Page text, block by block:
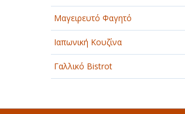
Μαγειρευτό Φαγητό
Ιαπωνική Κουζίνα
Γαλλικό Bistrot